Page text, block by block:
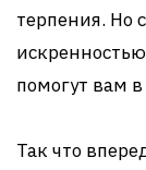
терпения. Но
помогут вам
Так что